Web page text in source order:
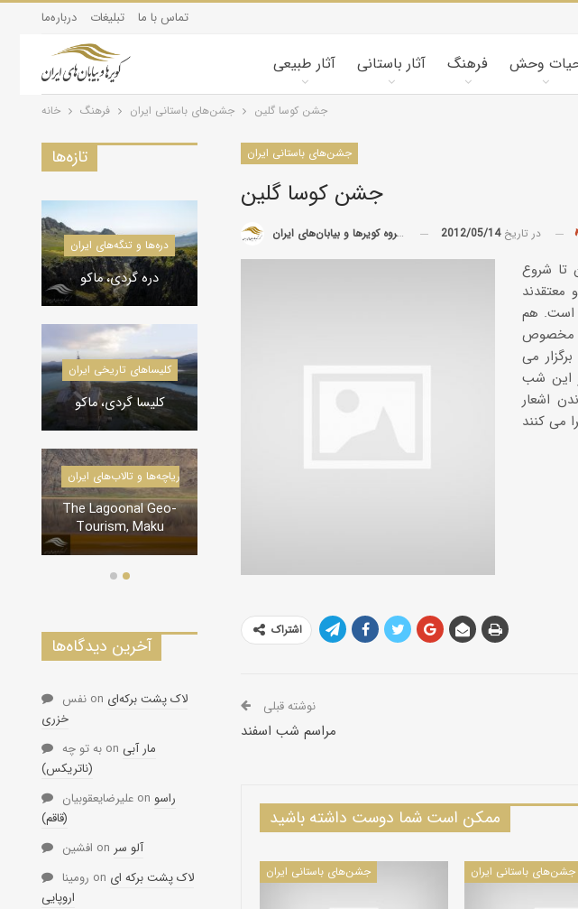
درباره‌ما تبلیغات تماس با ما
آثار طبیعی آثار باستانی فرهنگ وحش
خانه فرهنگ جشن‌های باستانی ایران جشن کوسا گلین
جشن‌های باستانی ایران
جشن کوسا گلین
توسط گروه کویرها و بیابان‌های ایران در تاریخ2012/05/14
تا شروع
معتقدند
است. هم
مخصوص
می
این شب
اشعار
اشتراک
نوشته قبلی
مراسم شب اسفند
ممکن است شما دوست داشته باشید
جشن‌های باستانی ایران جشن‌های باستانی ایران
تازه‌ها
درياچه‌‌ها
کویرشناسی
طوفان شن و راهکارها
کاروانسرای رباط زین
الدین، مهریز
دره‌ها و تنگه‌های ایران
تنگه لی لی، دورود
آخرین دیدگاه‌ها
نفس on لاک پشت برکه‌ای
خزری
به تو چه on مار آبی
(ناتریکس)
علیرضایعقوبیان on راسو
(قاقم)
افشین on آلو سر
رومینا on لاک پشت برکه ای
اروپایی